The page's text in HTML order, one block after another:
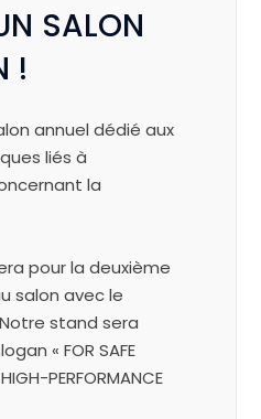
SALON
!
annuel dédié aux
liés à
la
pour la deuxième
salon avec le
stand sera
« FOR SAFE
HIGH-PERFORMANCE